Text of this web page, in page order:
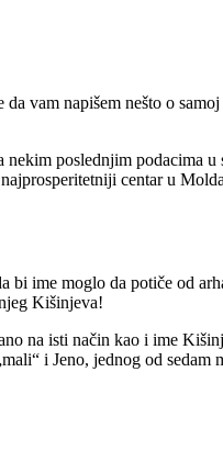
vam napišem nešto o
poslednjim podacima
centar u
ime moglo da potiče od
Kišinjeva!
na isti način kao i ime
i Jeno, jednog od sedam